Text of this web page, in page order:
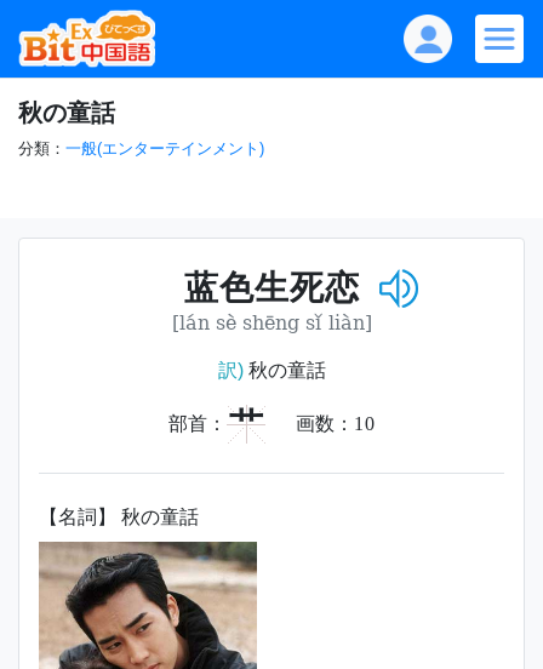
秋の童話
分類： 一般(エンターテインメント)
蓝色生死恋
[lán sè shēng sǐ liàn]
訳)秋の童話
部首： 艹 画数： 10
【名詞】 秋の童話